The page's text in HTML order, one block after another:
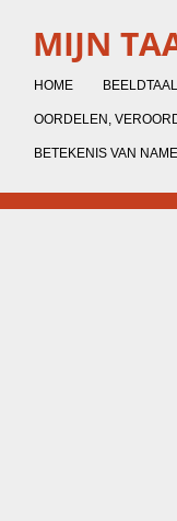
direct
hoofdinhoud
MIJN
HOME BEELDTAAL
OORDELEN,
BETEKENIS VAN